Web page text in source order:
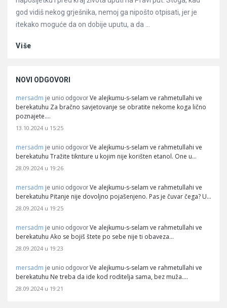
god vidiš nekog grješnika, nemoj ga nipošto otpisati, jer je
itekako moguće da on dobije uputu, a da ...
Više
NOVI ODGOVORI
mersadm je unio odgovor Ve alejkumu-s-selam ve rahmetullahi ve
berekatuhu Za bračno savjetovanje se obratite nekome koga lično
poznajete.…
13.10.2024 u 15:25
mersadm je unio odgovor Ve alejkumu-s-selam ve rahmetullahi ve
berekatuhu Tražite tiknture u kojim nije korišten etanol. One u…
28.09.2024 u 19:26
mersadm je unio odgovor Ve alejkumu-s-selam ve rahmetullahi ve
berekatuhu Pitanje nije dovoljno pojašenjeno. Pas je čuvar čega? U…
28.09.2024 u 19:25
mersadm je unio odgovor Ve alejkumu-s-selam ve rahmetullahi ve
berekatuhu Ako se bojiš štete po sebe nije ti obaveza…
28.09.2024 u 19:23
mersadm je unio odgovor Ve alejkumu-s-selam ve rahmetullahi ve
berekatuhu Ne treba da ide kod roditelja sama, bez muža.…
28.09.2024 u 19:21